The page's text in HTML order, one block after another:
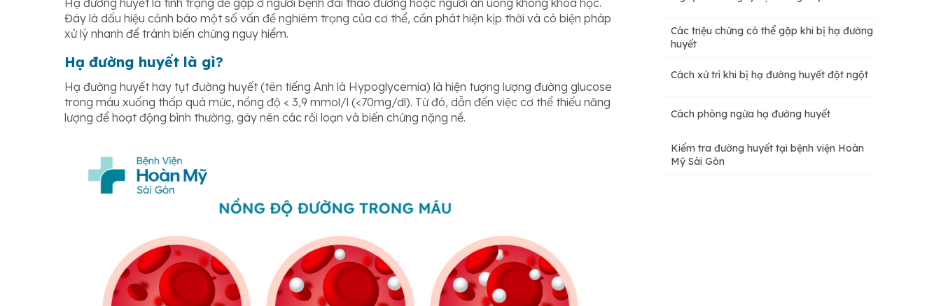
Hạ đường huyết là tình trạng dễ gặp ở người bệnh đái tháo đường hoặc người ăn uống không khoa học.
Đây là dấu hiệu cảnh báo một số vấn đề nghiêm trọng của cơ thể, cần phát hiện kịp thời và có biện pháp
xử lý nhanh để tránh biến chứng nguy hiểm.
Hạ đường huyết là gì?
Hạ đường huyết hay tụt đường huyết (tên tiếng Anh là Hypoglycemia) là hiện tượng lượng đường glucose
trong máu xuống thấp quá mức, nồng độ < 3,9 mmol/l (<70mg/dl). Từ đó, dẫn đến việc cơ thể thiếu năng
lượng để hoạt động bình thường, gây nên các rối loạn và biến chứng nặng nề.
Các triệu chứng có thể gặp khi bị hạ đường
huyết
Cách xử trí khi bị hạ đường huyết đột ngột
Cách phòng ngừa hạ đường huyết
Kiểm tra đường huyết tại bệnh viện Hoàn
Mỹ Sài Gòn